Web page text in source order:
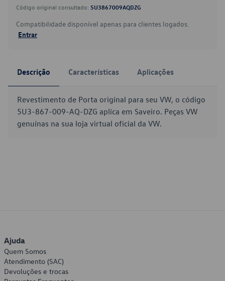
Código original consultado: 5U3867009AQDZG
Compatibilidade disponível apenas para clientes logados.
Entrar
Descrição Características Aplicações
Revestimento de Porta original para seu VW, o código
5U3-867-009-AQ-DZG aplica em Saveiro. Peças VW
genuínas na sua loja virtual oficial da VW.
Ajuda
Quem Somos
Atendimento (SAC)
Devoluções e trocas